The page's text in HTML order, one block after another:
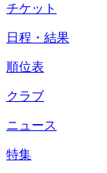
チケット
日程・結果
順位表
クラブ
ニュース
特集